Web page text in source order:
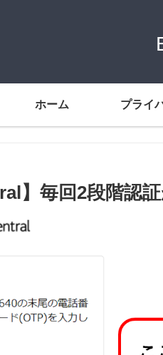
ホーム プライ
】毎回2段階認